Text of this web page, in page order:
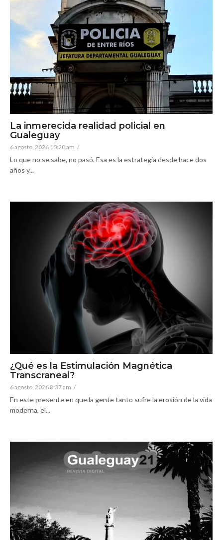
La inmerecida realidad policial en
Gualeguay
6 agosto, 2026 10:20 am /
Lo que no se sabe, no pasó. Esa es la estrategia desde hace dos
años y...
¿Qué es la Estimulación Magnética
Transcraneal?
6 agosto, 2026 8:37 am /
En este presente en que la gente tanto sufre la erosión de la vida
moderna, el...